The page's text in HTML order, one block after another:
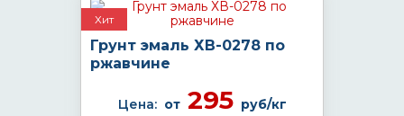
Хит
Грунт эмаль ХВ-0278 по
ржавчине
Цена: от295 руб/кг